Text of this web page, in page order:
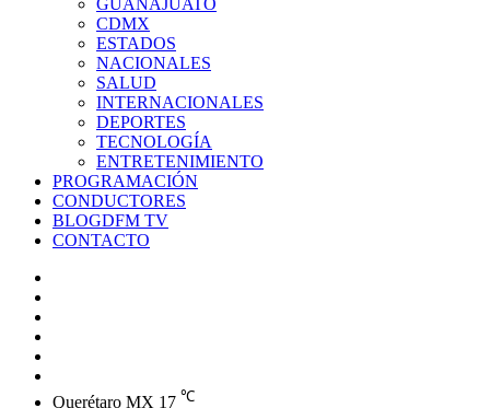
GUANAJUATO
CDMX
ESTADOS
NACIONALES
SALUD
INTERNACIONALES
DEPORTES
TECNOLOGÍA
ENTRETENIMIENTO
PROGRAMACIÓN
CONDUCTORES
BLOGDFM TV
CONTACTO
Querétaro MX 17 ℃